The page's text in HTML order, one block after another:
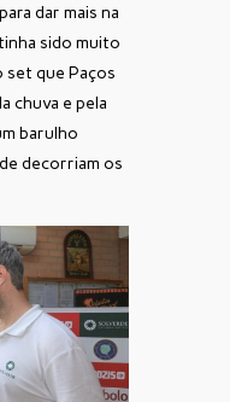
dar mais na
sido muito
set que Paços
chuva e pela
barulho
decorriam os